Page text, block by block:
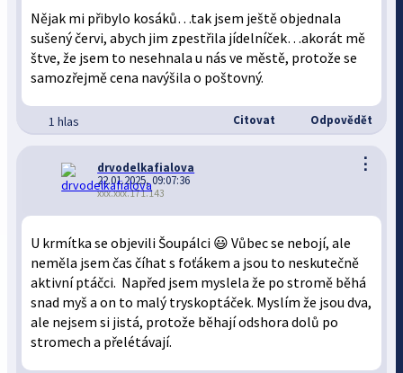
Nějak mi přibylo kosáků…tak jsem ještě objednala
sušený červi, abych jim zpestřila jídelníček…akorát mě
štve, že jsem to nesehnala u nás ve městě, protože se
samozřejmě cena navýšila o poštovný.
1 hlas Citovat Odpovědět
⋮
drvodelkafialova
22.01.2025, 09:07:36
xxx.xxx.171.143
U krmítka se objevili Šoupálci 😃 Vůbec se nebojí, ale
neměla jsem čas číhat s foťákem a jsou to neskutečně
aktivní ptáčci. Napřed jsem myslela že po stromě běhá
snad myš a on to malý tryskoptáček. Myslím že jsou dva,
ale nejsem si jistá, protože běhají odshora dolů po
stromech a přelétávají.